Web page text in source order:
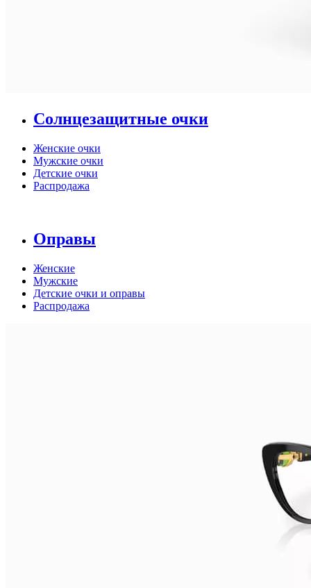
Солнцезащитные очки
Женские очки
Мужские очки
Детские очки
Распродажа
Оправы
Женские
Мужские
Детские очки и оправы
Распродажа